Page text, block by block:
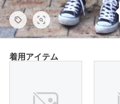
着用アイテム